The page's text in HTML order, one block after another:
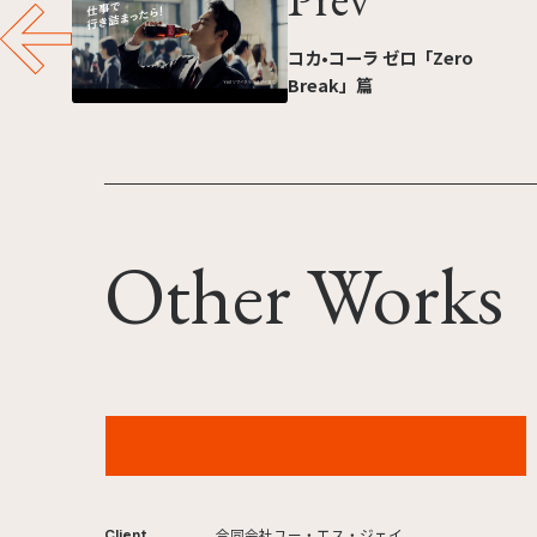
コカ•コーラ ゼロ「Zero
Break」篇
Other Works